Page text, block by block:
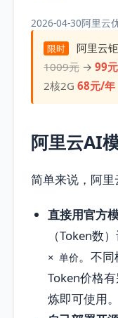
2026-04-30阿里云
限时 阿里云
1009元 →99
2核2G68元/年
阿里云AI
简单来说，阿里
直接用官方
（Token数
× 单价。不
Token价格
炼即可使用。